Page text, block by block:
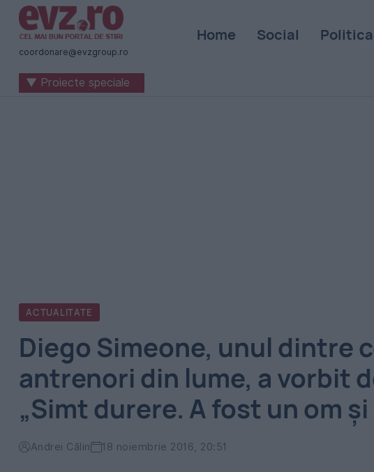
Știri
naționale
internaționale
coordonare@evzgroup.ro
Home Social Politica
▼ Proiecte speciale
ACTUALITATE
Diego Simeone, unul dintre
antrenori din lume, a vorbit
„Simt durere. A fost un om
Andrei Călin 18 noiembrie 2016, 20:51